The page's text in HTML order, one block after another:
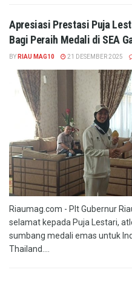
Apresiasi Prestasi Puja
Bagi Peraih Medali di SEA
BY RIAU MAG10 21 DESEMBER 2025
Riaumag.com - Plt Gubernur
selamat kepada Puja Lestari,
sumbang medali emas untuk
Thailand....